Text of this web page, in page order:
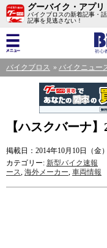
グーバイク・アプリ
バイクブロスの新着記事・
記事を見逃さない！
バイクブロス バイクニュー
【ハスクバーナ
掲載日：2014年10月10日（金）
カテゴリー: 新型バイク速報
ース, 海外メーカー, 車両情報